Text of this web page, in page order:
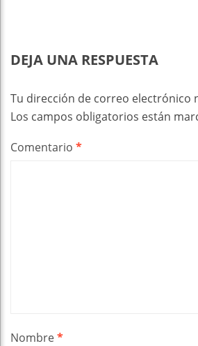
DEJA UNA RESPUESTA
Tu dirección de correo electrónico
Los campos obligatorios están
Comentario *
Nombre*